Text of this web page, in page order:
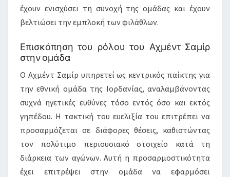
έχουν ενισχύσει τη συνοχή της ομάδας και έχουν
βελτιώσει την εμπλοκή των φιλάθλων.
Επισκόπηση του ρόλου του Αχμέντ Σαμίρ
στην ομάδα
Ο Αχμέντ Σαμίρ υπηρετεί ως κεντρικός παίκτης για
την εθνική ομάδα της Ιορδανίας, αναλαμβάνοντας
συχνά ηγετικές ευθύνες τόσο εντός όσο και εκτός
γηπέδου. Η τακτική του ευελιξία του επιτρέπει να
προσαρμόζεται σε διάφορες θέσεις, καθιστώντας
τον πολύτιμο περιουσιακό στοιχείο κατά τη
διάρκεια των αγώνων. Αυτή η προσαρμοστικότητα
έχει επιτρέψει στην ομάδα να εφαρμόσει